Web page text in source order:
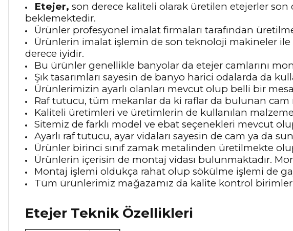
Etejer, son derece kaliteli olarak üretilen etejerler son
beklemektedir.
Ürünler profesyonel imalat firmaları tarafından
Ürünlerin imalat işlemin de son teknoloji makineler ile
derece iyidir.
Bu ürünler genellikle banyolar da etejer camlarını
Şık tasarımları sayesin de banyo harici odalarda da
Ürünlerimizin ayarlı olanları mevcut olup belli bir
Raf tutucu, tüm mekanlar da ki raflar da bulunan
Kaliteli üretimleri ve üretimlerin de kullanılan
Sitemiz de farklı model ve ebat seçenekleri mevcut
Ayarlı raf tutucu, ayar vidaları sayesin de cam ya da
Ürünler birinci sınıf zamak metalinden üretilmekte
Ürünlerin içerisin de montaj vidası bulunmaktadır.
Montaj işlemi oldukça rahat olup sökülme işlemi de
Tüm ürünlerimiz mağazamız da kalite kontrol
Etejer Teknik Özellikleri